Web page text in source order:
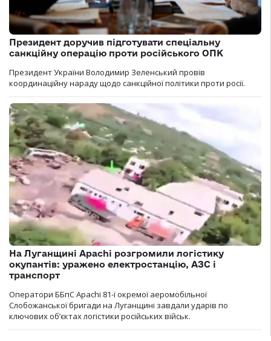
Президент доручив підготувати спеціальну
санкційну операцію проти російського ОПК
Президент України Володимир Зеленський провів
координаційну нараду щодо санкційної політики проти росії.
На Луганщині Apachi розгромили логістику
окупантів: уражено електростанцію, АЗС і
транспорт
Оператори ББпС Apachi 81-ї окремої аеромобільної
Слобожанської бригади на Луганщині завдали ударів по
ключових об’єктах логістики російських військ.